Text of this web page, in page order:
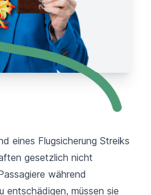
eines Flugsicherung Streiks
gesetzlich nicht
während
entschädigen, müssen sie